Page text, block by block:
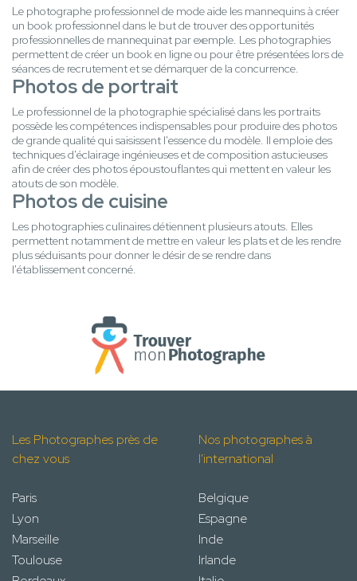
Le photographe professionnel de mode aide les mannequins à créer
un book professionnel dans le but de trouver des opportunités
professionnelles de mannequinat par exemple. Les photographies
permettent de créer un book en ligne ou pour être présentées lors de
séances de recrutement et se démarquer de la concurrence.
Photos de portrait
Le professionnel de la photographie spécialisé dans les portraits
possède les compétences indispensables pour produire des photos
de grande qualité qui saisissent l'essence du modèle. Il emploie des
techniques d'éclairage ingénieuses et de composition astucieuses
afin de créer des photos époustouflantes qui mettent en valeur les
atouts de son modèle.
Photos de cuisine
Les photographies culinaires détiennent plusieurs atouts. Elles
permettent notamment de mettre en valeur les plats et de les rendre
plus séduisants pour donner le désir de se rendre dans
l'établissement concerné.
Les Photographes près de
chez vous
Paris
Lyon
Marseille
Toulouse
Nos photographes à
l'international
Belgique
Espagne
Inde
Irlande